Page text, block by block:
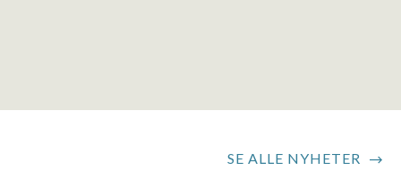
SE ALLE NYHETER